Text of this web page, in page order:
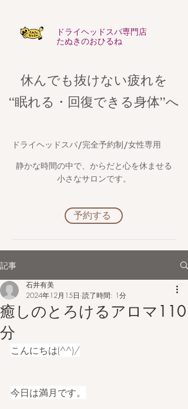
​ドライヘッドスパ専門店
たぬきのおひるね
休んでも抜けない疲れを
​“眠れる・回復できる身体”へ
​ドライヘッドスパ/完全予約制/女性専用
静かな時間の中で、からだと心を休ませる
小さなサロンです。
予約する
記事
癒しのとろけるアロマ110
分
石井有美
2024年12月15日 読了時間: 1分
こんにちは(^^)/
今日は満月です。